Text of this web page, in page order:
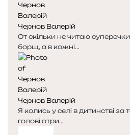
Чернов Валерій
От скільки не читаю
борщ, а в кожні...
Чернов Валерій
Я колись у селі в дитинстві за
голові отри...